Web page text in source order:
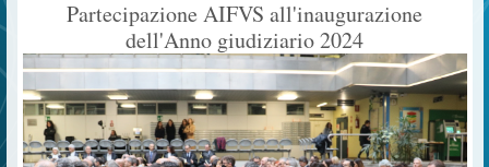
Partecipazione AIFVS all'inaugurazione
dell'Anno giudiziario 2024